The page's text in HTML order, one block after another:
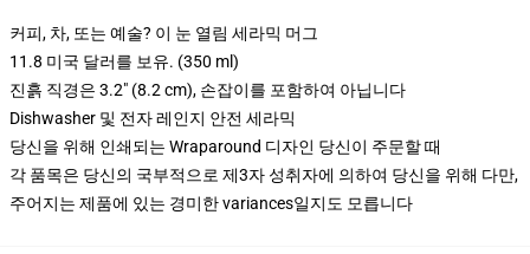
커피, 차, 또는 예술? 이 눈 열림 세라믹 머그
11.8 미국 달러를 보유. (350 ml)
진흙 직경은 3.2" (8.2 cm), 손잡이를 포함하여 아닙니다
Dishwasher 및 전자 레인지 안전 세라믹
당신을 위해 인쇄되는 Wraparound 디자인 당신이 주문할 때
각 품목은 당신의 국부적으로 제3자 성취자에 의하여 당신을 위해 다만,
주어지는 제품에 있는 경미한 variances일지도 모릅니다